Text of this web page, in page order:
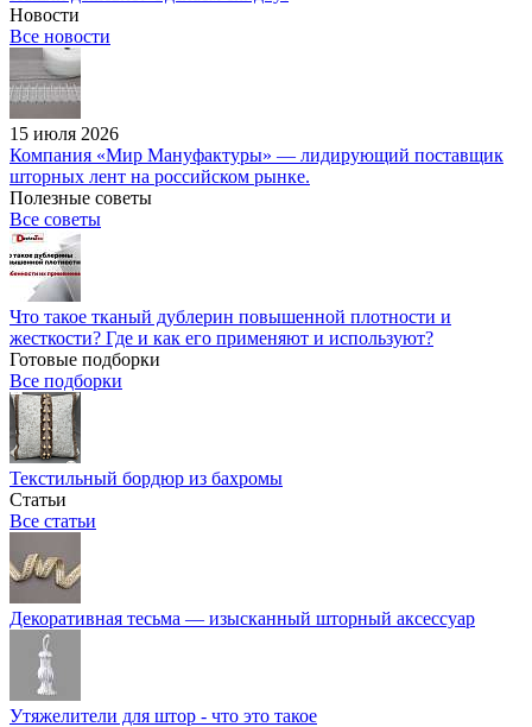
Новости
Все новости
15 июля 2026
Компания «Мир Мануфактуры» — лидирующий поставщик
шторных лент на российском рынке.
Полезные советы
Все советы
Что такое тканый дублерин повышенной плотности и
жесткости? Где и как его применяют и используют?
Готовые подборки
Все подборки
Текстильный бордюр из бахромы
Статьи
Все статьи
Декоративная тесьма — изысканный шторный аксессуар
Утяжелители для штор - что это такое